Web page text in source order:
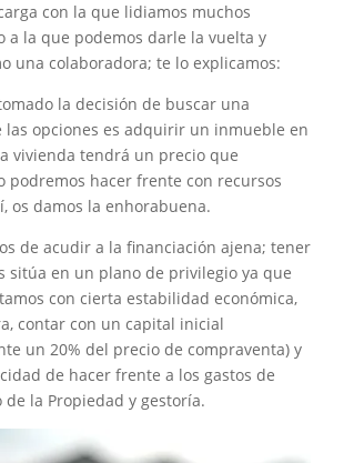
con la que lidiamos muchos
a la que podemos darle la vuelta y
una colaboradora; te lo explicamos:
la decisión de buscar una
las opciones es adquirir un inmueble en
vivienda tendrá un precio que
podremos hacer frente con recursos
os damos la enhorabuena.
de acudir a la financiación ajena; tener
sitúa en un plano de privilegio ya que
con cierta estabilidad económica,
contar con un capital inicial
un 20% del precio de compraventa) y
de hacer frente a los gastos de
de la Propiedad y gestoría.